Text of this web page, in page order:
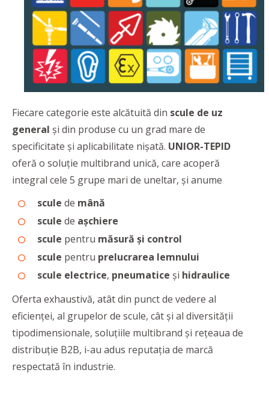
Fiecare categorie este alcătuită din scule de uz
general și din produse cu un grad mare de
specificitate și aplicabilitate nișată. UNIOR-TEPID
oferă o soluție multibrand unică, care acoperă
integral cele 5 grupe mari de uneltar, şi anume
scule de mână
scule de așchiere
scule pentru măsură și control
scule pentru prelucrarea lemnului
scule electrice, pneumatice și hidraulice
Oferta exhaustivă, atât din punct de vedere al
eficienței, al grupelor de scule, cât și al diversității
tipodimensionale, soluțiile multibrand și rețeaua de
distribuție B2B, i-au adus reputația de marcă
respectată în industrie.